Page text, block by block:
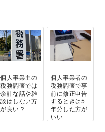
個人事業主の
税務調査では
余計な話や雑
談はしない方
が良い？
個人事業者の
税務調査で事
前に修正申告
するときは5
年分した方が
いい